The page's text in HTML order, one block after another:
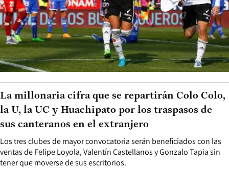
Los tres clubes de mayor convocatoria serán beneficiados con las
ventas de Felipe Loyola, Valentín Castellanos y Gonzalo Tapia sin
tener que moverse de sus escritorios.
La millonaria cifra que se repartirán Colo Colo,
la U, la UC y Huachipato por los traspasos de
sus canteranos en el extranjero